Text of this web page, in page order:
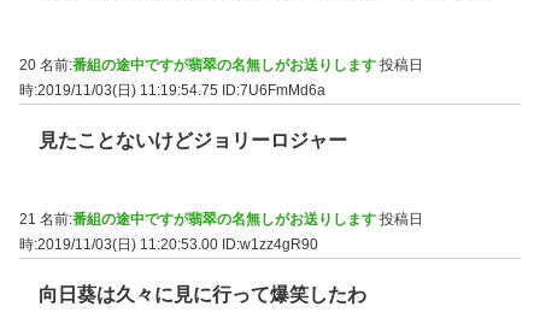
20 名前:番組の途中ですが翡翠の名無しがお送りします 投稿日
時:2019/11/03(日) 11:19:54.75 ID:7U6FmMd6a
見たことないけどジョリーロジャー
21 名前:番組の途中ですが翡翠の名無しがお送りします 投稿日
時:2019/11/03(日) 11:20:53.00 ID:w1zz4gR90
向日葵は久々に見に行って爆笑したわ